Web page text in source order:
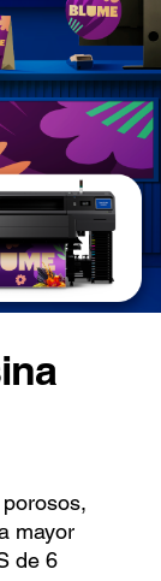
mayor
de 6